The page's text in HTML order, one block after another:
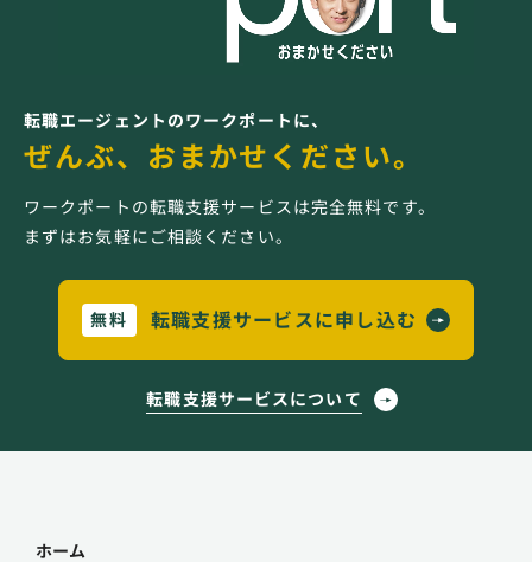
転職エージェントのワークポートに、
ぜんぶ、おまかせください。
ワークポートの転職支援サービスは完全無料です。
まずはお気軽にご相談ください。
無料 転職支援サービスに申し込む
転職支援サービスについて
ホーム